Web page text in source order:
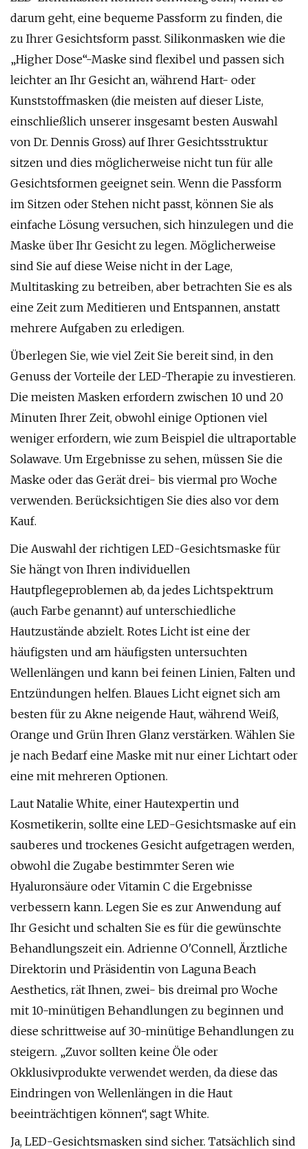
darum geht, eine bequeme Passform zu finden, die
zu Ihrer Gesichtsform passt. Silikonmasken wie die
„Higher Dose“-Maske sind flexibel und passen sich
leichter an Ihr Gesicht an, während Hart- oder
Kunststoffmasken (die meisten auf dieser Liste,
einschließlich unserer insgesamt besten Auswahl
von Dr. Dennis Gross) auf Ihrer Gesichtsstruktur
sitzen und dies möglicherweise nicht tun für alle
Gesichtsformen geeignet sein. Wenn die Passform
im Sitzen oder Stehen nicht passt, können Sie als
einfache Lösung versuchen, sich hinzulegen und die
Maske über Ihr Gesicht zu legen. Möglicherweise
sind Sie auf diese Weise nicht in der Lage,
Multitasking zu betreiben, aber betrachten Sie es als
eine Zeit zum Meditieren und Entspannen, anstatt
mehrere Aufgaben zu erledigen.
Überlegen Sie, wie viel Zeit Sie bereit sind, in den
Genuss der Vorteile der LED-Therapie zu investieren.
Die meisten Masken erfordern zwischen 10 und 20
Minuten Ihrer Zeit, obwohl einige Optionen viel
weniger erfordern, wie zum Beispiel die ultraportable
Solawave. Um Ergebnisse zu sehen, müssen Sie die
Maske oder das Gerät drei- bis viermal pro Woche
verwenden. Berücksichtigen Sie dies also vor dem
Kauf.
Die Auswahl der richtigen LED-Gesichtsmaske für
Sie hängt von Ihren individuellen
Hautpflegeproblemen ab, da jedes Lichtspektrum
(auch Farbe genannt) auf unterschiedliche
Hautzustände abzielt. Rotes Licht ist eine der
häufigsten und am häufigsten untersuchten
Wellenlängen und kann bei feinen Linien, Falten und
Entzündungen helfen. Blaues Licht eignet sich am
besten für zu Akne neigende Haut, während Weiß,
Orange und Grün Ihren Glanz verstärken. Wählen Sie
je nach Bedarf eine Maske mit nur einer Lichtart oder
eine mit mehreren Optionen.
Laut Natalie White, einer Hautexpertin und
Kosmetikerin, sollte eine LED-Gesichtsmaske auf ein
sauberes und trockenes Gesicht aufgetragen werden,
obwohl die Zugabe bestimmter Seren wie
Hyaluronsäure oder Vitamin C die Ergebnisse
verbessern kann. Legen Sie es zur Anwendung auf
Ihr Gesicht und schalten Sie es für die gewünschte
Behandlungszeit ein. Adrienne O'Connell, Ärztliche
Direktorin und Präsidentin von Laguna Beach
Aesthetics, rät Ihnen, zwei- bis dreimal pro Woche
mit 10-minütigen Behandlungen zu beginnen und
diese schrittweise auf 30-minütige Behandlungen zu
steigern. „Zuvor sollten keine Öle oder
Okklusivprodukte verwendet werden, da diese das
Eindringen von Wellenlängen in die Haut
beeinträchtigen können“, sagt White.
Ja, LED-Gesichtsmasken sind sicher. Tatsächlich sind